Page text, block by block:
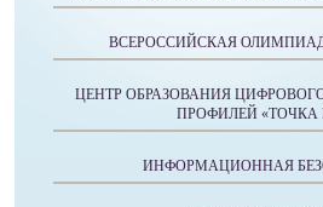
ВСЕРОССИЙСКАЯ
ЦЕНТР ОБРАЗОВАНИЯ
ПРОФИЛЕЙ «ТОЧКА
ИНФОРМАЦИОННАЯ